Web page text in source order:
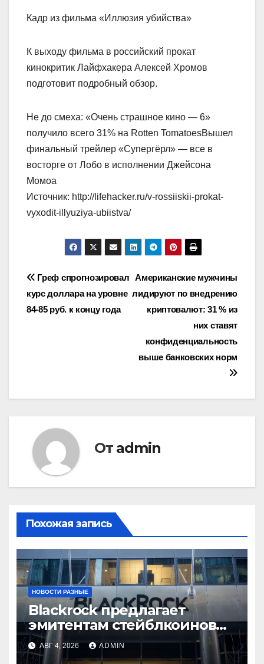
Кадр из фильма «Иллюзия убийства»
К выходу фильма в российский прокат
кинокритик Лайфхакера Алексей Хромов
подготовит подробный обзор.
Не до смеха: «Очень страшное кино — 6»
получило всего 31% на Rotten TomatoesВышел
финальный трейлер «Супергёрл» — все в
восторге от Лобо в исполнении Джейсона
Момоа
Источник: http://lifehacker.ru/v-rossiiskii-prokat-
vyxodit-illyuziya-ubiistva/
Навигация
по
Американские мужчины
лидируют по внедрению
криптовалют: 31 % из
них ставят
конфиденциальность
выше банковских норм
Греф спрогнозировал
курс доллара на уровне
84-85 руб. к концу года
От admin
Похожая запись
НОВОСТИ РАЗНЫЕ
Blackrock предлагает
эмитентам стейблкоинов
два токенизированных
фонда денежного рынка
АВГ 4, 2026 ADMIN